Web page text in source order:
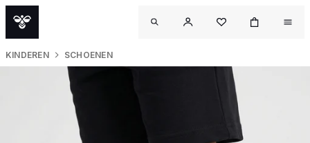
KINDEREN SCHOENEN